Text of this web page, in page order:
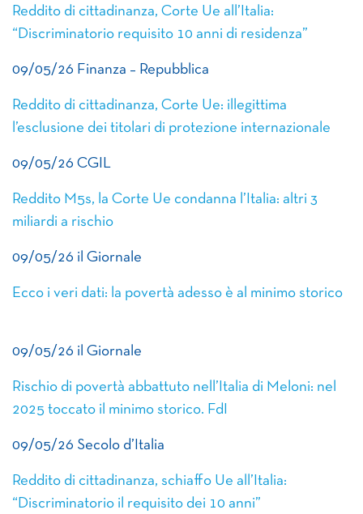
Reddito di cittadinanza, Corte Ue all’Italia:
“Discriminatorio requisito 10 anni di residenza”
09/05/26 Finanza – Repubblica
Reddito di cittadinanza, Corte Ue: illegittima
l’esclusione dei titolari di protezione internazionale
09/05/26 CGIL
Reddito M5s, la Corte Ue condanna l’Italia: altri 3
miliardi a rischio
09/05/26 il Giornale
Ecco i veri dati: la povertà adesso è al minimo storico
09/05/26 il Giornale
Rischio di povertà abbattuto nell’Italia di Meloni: nel
2025 toccato il minimo storico. FdI
09/05/26 Secolo d’Italia
Reddito di cittadinanza, schiaffo Ue all’Italia:
“Discriminatorio il requisito dei 10 anni”